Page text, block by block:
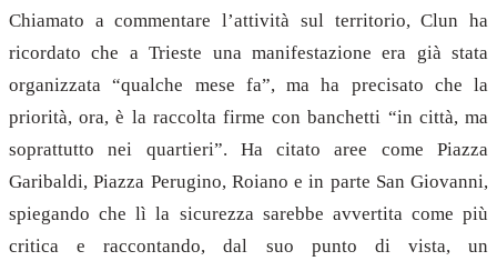
Chiamato a commentare l’attività sul territorio, Clun ha
ricordato che a Trieste una manifestazione era già stata
organizzata “qualche mese fa”, ma ha precisato che la
priorità, ora, è la raccolta firme con banchetti “in città, ma
soprattutto nei quartieri”. Ha citato aree come Piazza
Garibaldi, Piazza Perugino, Roiano e in parte San Giovanni,
spiegando che lì la sicurezza sarebbe avvertita come più
critica e raccontando, dal suo punto di vista, un